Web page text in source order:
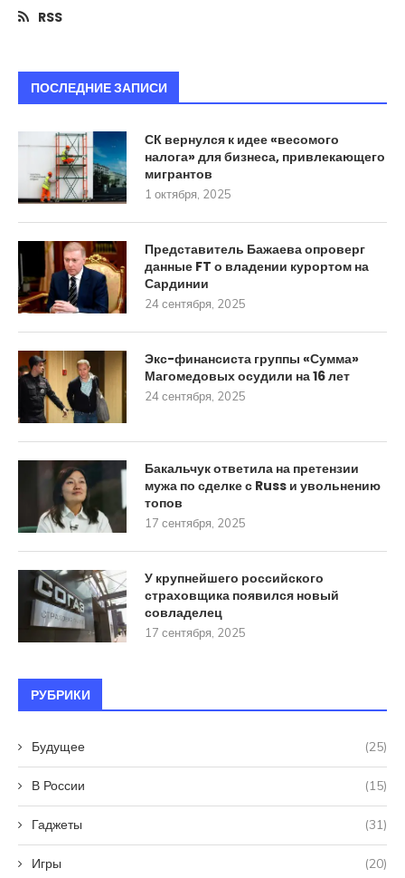
RSS
ПОСЛЕДНИЕ ЗАПИСИ
СК вернулся к идее «весомого
налога» для бизнеса, привлекающего
мигрантов
1 октября, 2025
Представитель Бажаева опроверг
данные FT о владении курортом на
Сардинии
24 сентября, 2025
Экс-финансиста группы «Сумма»
Магомедовых осудили на 16 лет
24 сентября, 2025
Бакальчук ответила на претензии
мужа по сделке с Russ и увольнению
топов
17 сентября, 2025
У крупнейшего российского
страховщика появился новый
совладелец
17 сентября, 2025
РУБРИКИ
Будущее (25)
В России (15)
Гаджеты (31)
Игры (20)